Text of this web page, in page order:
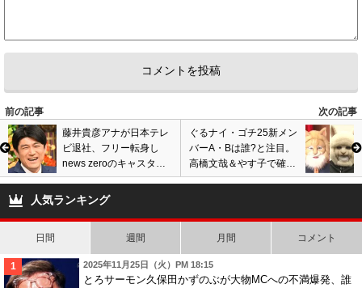
前の記事
次の記事
藤井貴彦アナが日本テレ
ビ退社、フリー転身し
news zeroのキャスター
就任。羽鳥慎一アナが同
期の決断に驚き明かす
ぐるナイ・ゴチ25新メン
バーA・Bは誰?と注目。
高橋文哉＆やす子で確
定? 2人の特徴と一致か。
人気ランキング
日間 週間 月間 コメント
2025年11月25日（火）PM 18:15
とろサーモン久保田かずのぶが大物MCへの不満爆発、誰